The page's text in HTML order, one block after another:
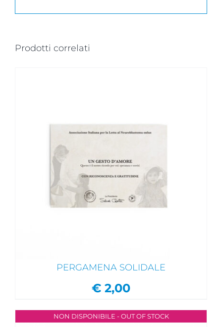
Prodotti correlati
PERGAMENA SOLIDALE
€ 2,00
NON DISPONIBILE - OUT OF STOCK